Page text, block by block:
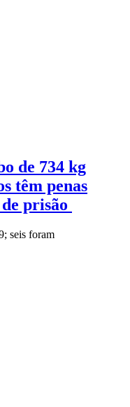
de 734 kg
têm penas
prisão
seis foram